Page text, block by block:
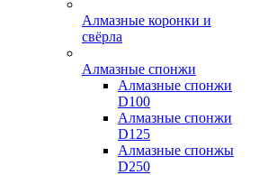
Алмазные коронки и
свёрла
Алмазные спонжи
Алмазные спонжи
D100
Алмазные спонжи
D125
Алмазные спонжы
D250